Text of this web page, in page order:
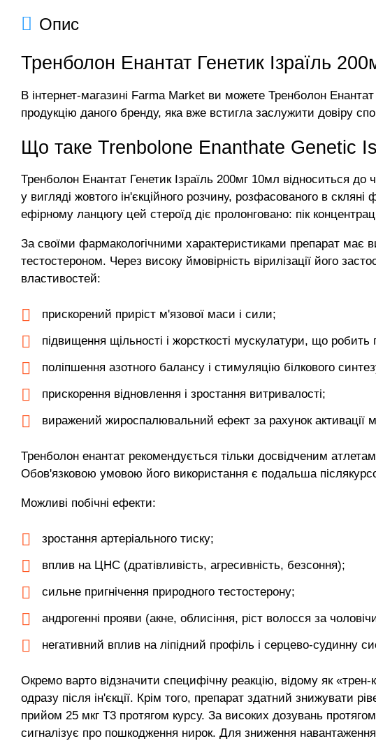
Опис
Тренболон Енантат Генетик Ізраїль
В інтернет-магазині Farma Market ви можете Тренболон
продукцію даного бренду, яка вже встигла заслужити довіру
Що таке Trenbolone Enanthate Genetic
Тренболон Енантат Генетик Ізраїль 200мг 10мл відноситься
у вигляді жовтого ін'єкційного розчину, розфасованого в
ефірному ланцюгу цей стероїд діє пролонговано: пік
За своїми фармакологічними характеристиками препарат має
тестостероном. Через високу ймовірність вірилізації його
властивостей:
прискорений приріст м'язової маси і сили;
підвищення щільності і жорсткості мускулатури, що
поліпшення азотного балансу і стимуляцію білкового
прискорення відновлення і зростання витривалості;
виражений жироспалювальний ефект за рахунок активації
Тренболон енантат рекомендується тільки досвідченим
Обов'язковою умовою його використання є подальша
Можливі побічні ефекти:
зростання артеріального тиску;
вплив на ЦНС (дратівливість, агресивність, безсоння);
сильне пригнічення природного тестостерону;
андрогенні прояви (акне, облисіння, ріст волосся за
негативний вплив на ліпідний профіль і серцево-судинну
Окремо варто відзначити специфічну реакцію, відому як
одразу після ін'єкції. Крім того, препарат здатний знижувати
прийом 25 мкг Т3 протягом курсу. За високих дозувань
сигналізує про пошкодження нирок. Для зниження